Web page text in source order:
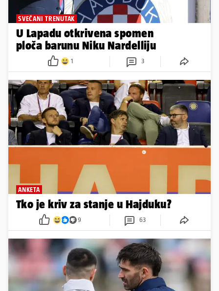
SVEČANI TRENUTAK
U Lapadu otkrivena spomen
ploča barunu Niku Nardelliju
1 3
ANKETA
Tko je kriv za stanje u Hajduku?
9 63